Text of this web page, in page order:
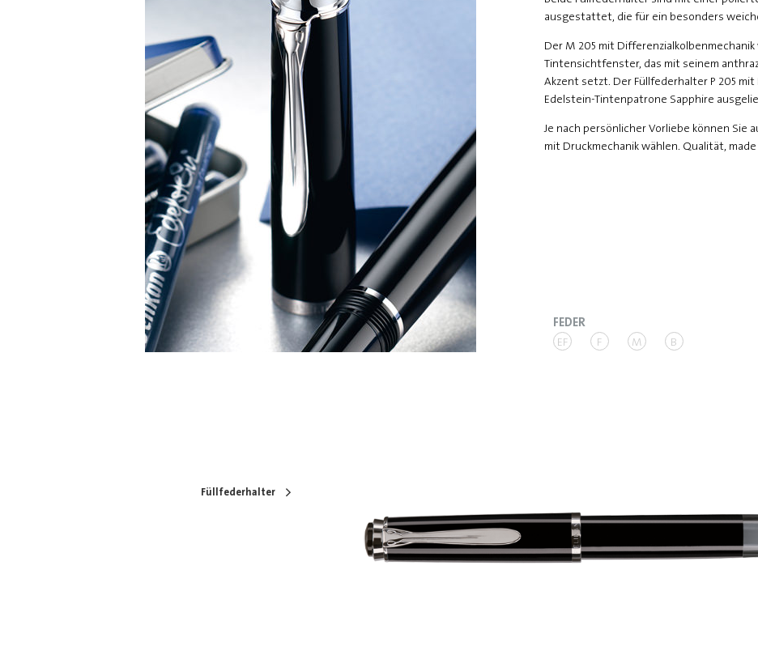
ausgestattet, die für ein besonders
Der M 205 mit
Tintensichtfenster, das mit seinem
Akzent setzt. Der Füllfederhalter P 205
Edelstein-Tintenpatrone Sapphire
Je nach persönlicher Vorliebe können Sie
mit Druckmechanik wählen. Qualität, made
FEDER
EF F M B
Füllfederhalter